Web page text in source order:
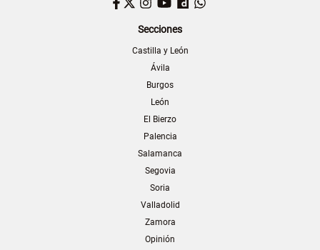
Secciones
Castilla y León
Ávila
Burgos
León
El Bierzo
Palencia
Salamanca
Segovia
Soria
Valladolid
Zamora
Opinión